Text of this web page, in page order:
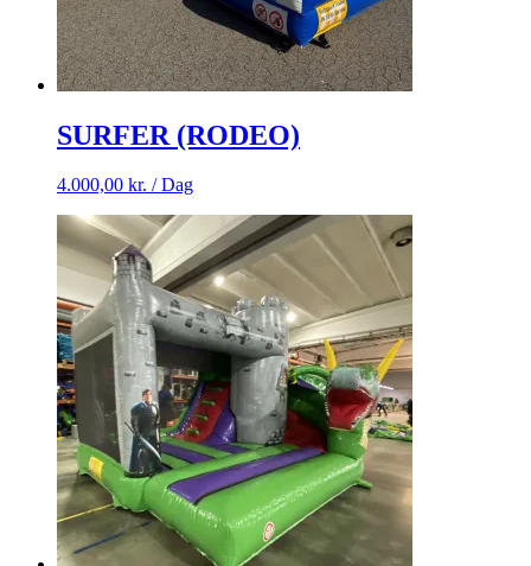
SURFER (RODEO)
4.000,00 kr. / Dag